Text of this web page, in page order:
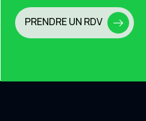
PRENDRE UN RDV